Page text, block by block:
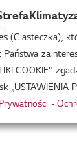
CAC/RAC/CAC
(Ciasteczka),
COOKIE"
„USTAWIENIA
-